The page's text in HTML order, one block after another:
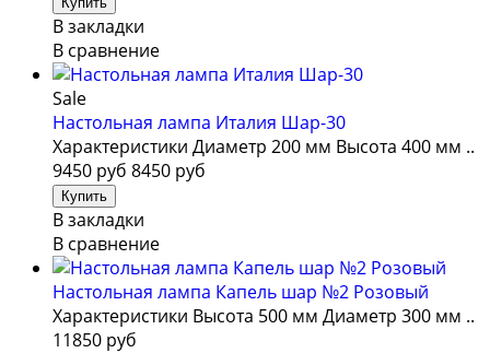
В закладки
В сравнение
Sale
Настольная лампа Италия Шар-30
Характеристики Диаметр 200 мм Высота 400 мм ..
9450 руб 8450 руб
В закладки
В сравнение
Настольная лампа Капель шар №2 Розовый
Характеристики Высота 500 мм Диаметр 300 мм ..
11850 руб